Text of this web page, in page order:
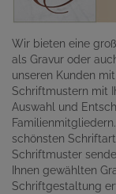
Wir bieten eine
als Gravur oder
unseren Kunden
Schriftmustern mit
Auswahl und
schönsten
Schriftmuster
Ihnen gewählten
Schriftgestaltung